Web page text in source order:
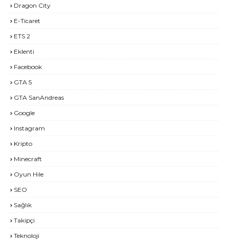
Dragon City
E-Ticaret
ETS 2
Eklenti
Facebook
GTA 5
GTA SanAndreas
Google
Instagram
Kripto
Minecraft
Oyun Hile
SEO
Sağlık
Takipçi
Teknoloji